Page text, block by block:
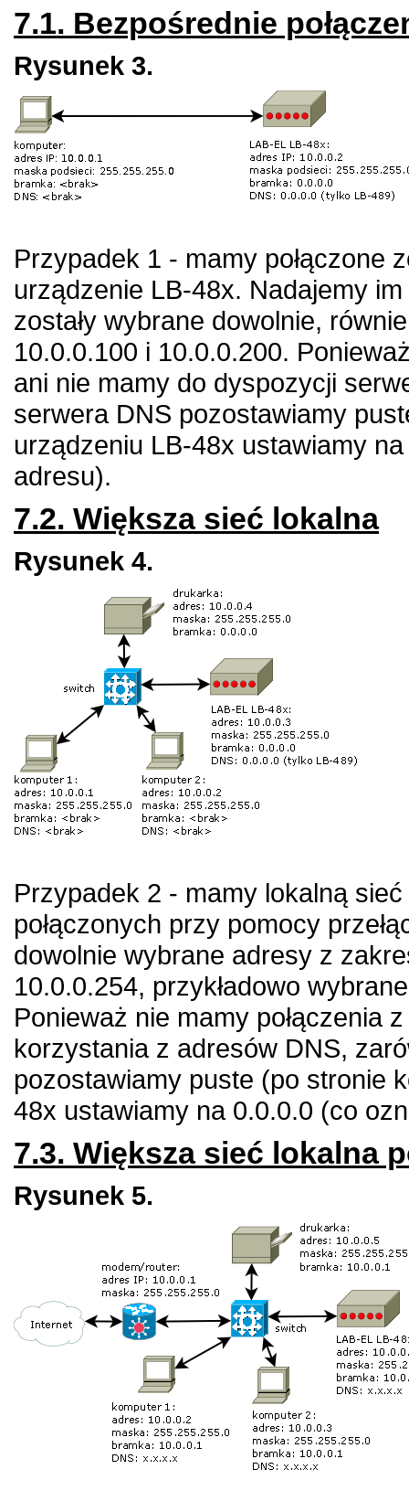
7.1. Bezpośrednie
Rysunek 3.
Przypadek 1 - mamy połączone
urządzenie LB-48x. Nadajemy
zostały wybrane dowolnie,
10.0.0.100 i 10.0.0.200.
ani nie mamy do dyspozycji
serwera DNS pozostawiamy
urządzeniu LB-48x ustawiamy
adresu).
7.2. Większa sieć lokalna
Rysunek 4.
Przypadek 2 - mamy lokalną
połączonych przy pomocy
dowolnie wybrane adresy z
10.0.0.254, przykładowo
Ponieważ nie mamy połączenia
korzystania z adresów DNS,
pozostawiamy puste (po stronie
48x ustawiamy na 0.0.0.0 (co
7.3. Większa sieć lokalna
Rysunek 5.